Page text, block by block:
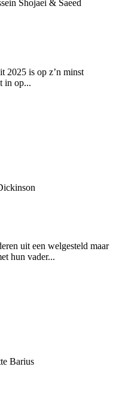
2025 is op z’n minst
in op...
uit een welgesteld maar
hun vader...